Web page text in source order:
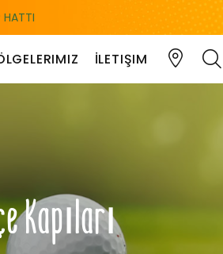
HATTI
İLETIŞIM
Kapıları